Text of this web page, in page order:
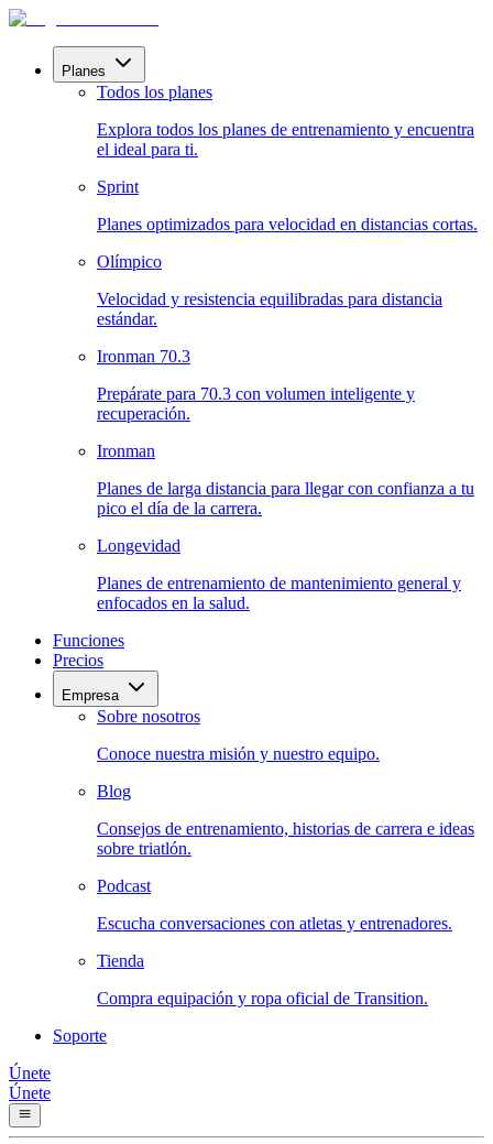
Planes
Todos los planes
Explora todos los planes de entrenamiento y encuentra
el ideal para ti.
Sprint
Planes optimizados para velocidad en distancias cortas.
Olímpico
Velocidad y resistencia equilibradas para distancia
estándar.
Ironman 70.3
Prepárate para 70.3 con volumen inteligente y
recuperación.
Ironman
Planes de larga distancia para llegar con confianza a tu
pico el día de la carrera.
Longevidad
Planes de entrenamiento de mantenimiento general y
enfocados en la salud.
Funciones
Precios
Empresa
Sobre nosotros
Conoce nuestra misión y nuestro equipo.
Blog
Consejos de entrenamiento, historias de carrera e ideas
sobre triatlón.
Podcast
Escucha conversaciones con atletas y entrenadores.
Tienda
Compra equipación y ropa oficial de Transition.
Soporte
Únete
Únete